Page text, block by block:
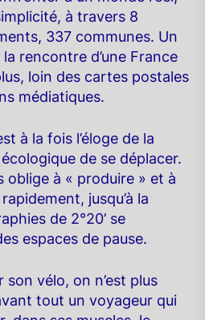
à travers 8
337 communes. Un
rencontre d’une France
loin des cartes postales
médiatiques.
à la fois l’éloge de la
de se déplacer.
oblige à « produire » et à
jusqu’à la
de 2°20’ se
espaces de pause.
son vélo, on n’est plus
tout un voyageur qui